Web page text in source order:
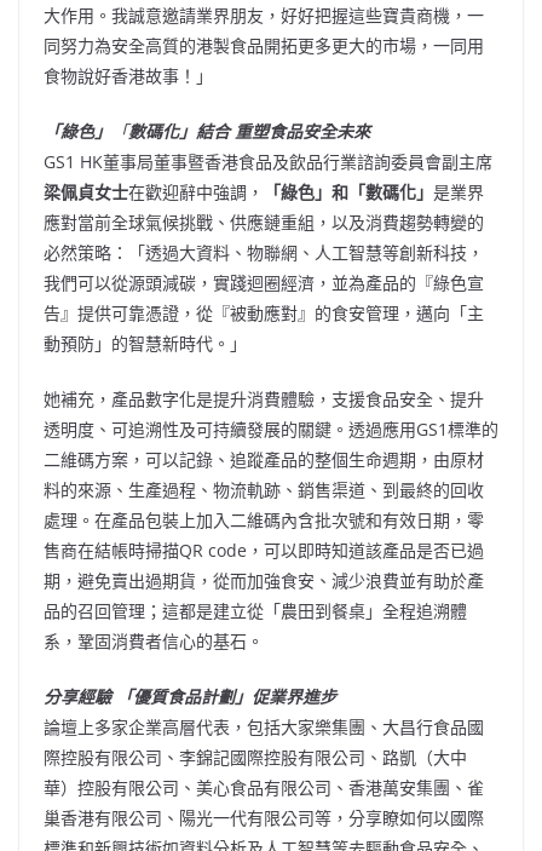
大作用。我誠意邀請業界朋友，好好把握這些寶貴商機，一
同努力為安全高質的港製食品開拓更多更大的市場，一同用
食物說好香港故事！」
「綠色」 「數碼化」結合 重塑食品安全未來
GS1 HK董事局董事暨香港食品及飲品行業諮詢委員會副主席
梁佩貞女士在歡迎辭中強調， 「綠色」和 「數碼化」 是業界
應對當前全球氣候挑戰、供應鏈重組，以及消費趨勢轉變的
必然策略：「透過大資料、物聯網、人工智慧等創新科技，
我們可以從源頭減碳，實踐迴圈經濟，並為產品的『綠色宣
告』提供可靠憑證，從『被動應對』的食安管理，邁向「主
動預防」的智慧新時代。」
她補充，產品數字化是提升消費體驗，支援食品安全、提升
透明度、可追溯性及可持續發展的關鍵。透過應用GS1標準的
二維碼方案，可以記錄、追蹤產品的整個生命週期，由原材
料的來源、生產過程、物流軌跡、銷售渠道、到最終的回收
處理。在產品包裝上加入二維碼內含批次號和有效日期，零
售商在結帳時掃描QR code，可以即時知道該產品是否已過
期，避免賣出過期貨，從而加強食安、減少浪費並有助於產
品的召回管理；這都是建立從「農田到餐桌」全程追溯體
系，鞏固消費者信心的基石。
分享經驗 「優質食品計劃」 促業界進步
論壇上多家企業高層代表，包括大家樂集團、大昌行食品國
際控股有限公司、李錦記國際控股有限公司、路凱（大中
華）控股有限公司、美心食品有限公司、香港萬安集團、雀
巢香港有限公司、陽光一代有限公司等，分享瞭如何以國際